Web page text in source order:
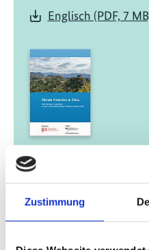
Zustimmung
Englisch (PDF, 7
Klimaschutz in
Englisch | English
Chinesisch |